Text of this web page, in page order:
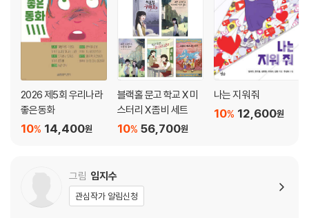
2026 제5회 우리나라
좋은동화
14,400원
10%
블랙홀 문고 학교 X 미
스터리 X 좀비 세트
56,700원
10%
나는 지워 줘
12,600원
10%
그림 임지수
관심작가 알림신청